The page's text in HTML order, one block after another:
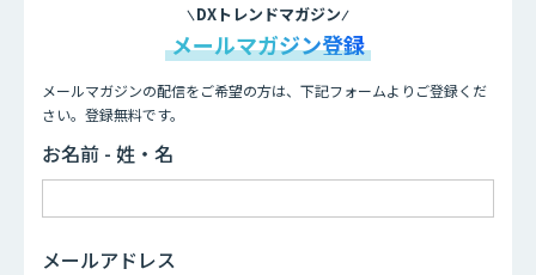
DXトレンドマガジン
メールマガジン登録
メールマガジンの配信をご希望の方は、下記フォームよりご登録くだ
さい。登録無料です。
お名前 - 姓・名
メールアドレス